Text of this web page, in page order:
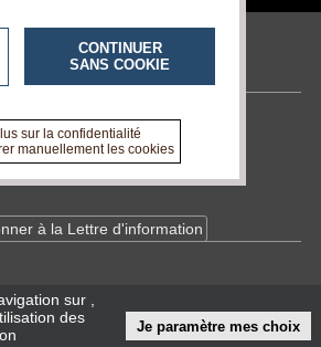
à la Lettre d'information
sur
des
Je paramètre mes choix
CONTINUER
SANS COOKIE
sur la confidentialité
manuellement les cookies